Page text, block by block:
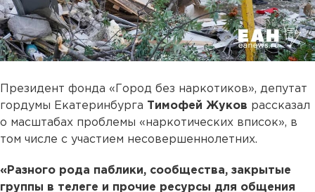
Президент фонда «Город без наркотиков», депутат
гордумы Екатеринбурга Тимофей Жуков рассказал
о масштабах проблемы «наркотических вписок», в
том числе с участием несовершеннолетних.
«Разного рода паблики, сообщества, закрытые
группы в телеге и прочие ресурсы для общения